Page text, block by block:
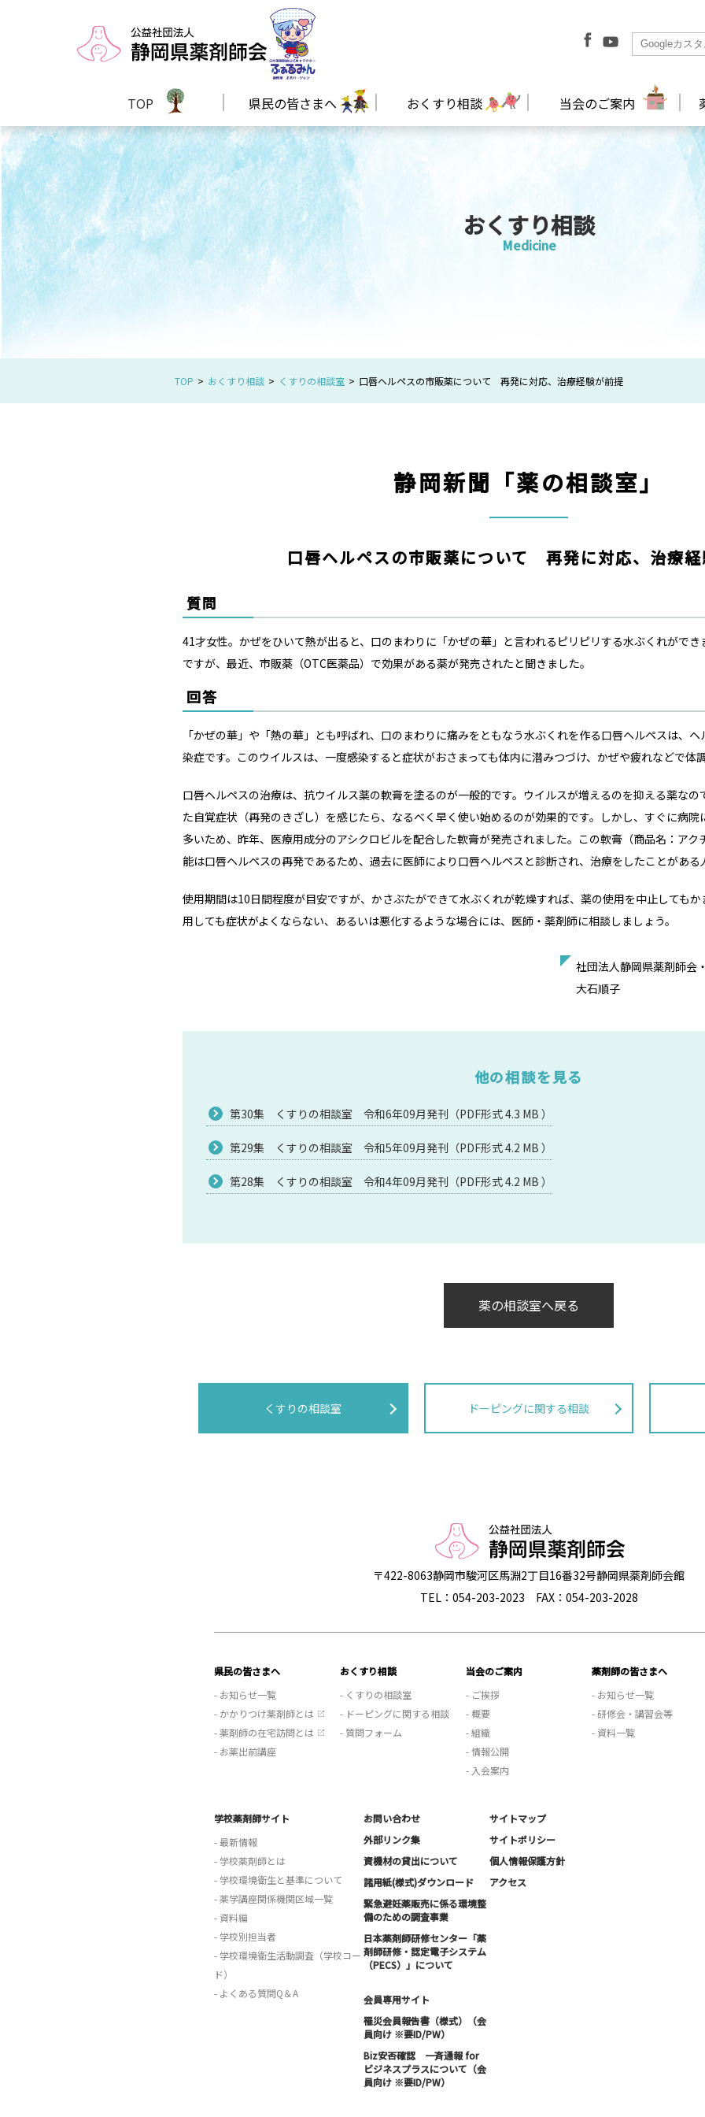
TOP 県民の皆さまへ おくすり相談 当会のご案内
おくすり相談
Medicine
TOP おくすり相談 くすりの相談室 口唇ヘルペスの市販薬について 再発に対応、治療経験が前提
静岡新聞「薬の相談室」
口唇ヘルペスの市販薬について 再発に対応、治療
質問
41才女性。かぜをひいて熱が出ると、口のまわりに「かぜの華」と言われるピリピリする水ぶくれがで
ですが、最近、市販薬（OTC医薬品）で効果がある薬が発売されたと聞きました。
回答
「かぜの華」や「熱の華」とも呼ばれ、口のまわりに痛みをともなう水ぶくれを作る口唇ヘルペスは、
染症です。このウイルスは、一度感染すると症状がおさまっても体内に潜みつづけ、かぜや疲れなどで体
口唇ヘルペスの治療は、抗ウイルス薬の軟膏を塗るのが一般的です。ウイルスが増えるのを抑える薬なの
た自覚症状（再発のきざし）を感じたら、なるべく早く使い始めるのが効果的です。しかし、すぐに病院
多いため、昨年、医療用成分のアシクロビルを配合した軟膏が発売されました。この軟膏（商品名：ア
能は口唇ヘルペスの再発であるため、過去に医師により口唇ヘルペスと診断され、治療をしたことがある
使用期間は10日間程度が目安ですが、かさぶたができて水ぶくれが乾燥すれば、薬の使用を中止しても
用しても症状がよくならない、あるいは悪化するような場合には、医師・薬剤師に相談しましょう。
社団法人静岡県薬剤師会
大石順子
他の相談を見る
第30集 くすりの相談室 令和6年09月発刊（PDF形式 4.3 MB ）
第29集 くすりの相談室 令和5年09月発刊（PDF形式 4.2 MB ）
第28集 くすりの相談室 令和4年09月発刊（PDF形式 4.2 MB ）
薬の相談室へ戻る
くすりの相談室 ドーピングに関する相談
〒422-8063静岡市駿河区馬淵2丁目16番32号静岡県薬剤師会館
TEL：054-203-2023 FAX：054-203-2028
県民の皆さまへ
- お知らせ一覧
- かかりつけ薬剤師とは
- 薬剤師の在宅訪問とは
- お薬出前講座
おくすり相談
- くすりの相談室
- ドーピングに関する相談
- 質問フォーム
当会のご案内
- ご挨拶
- 概要
- 組織
- 情報公開
- 入会案内
薬剤師の皆さまへ
- お知らせ一覧
- 研修会・講習会等
- 資料一覧
学校薬剤師サイト
- 最新情報
- 学校薬剤師とは
- 学校環境衛生と基準について
- 薬学講座関係機関区域一覧
- 資料編
- 学校別担当者
- 学校環境衛生活動調査（学校コー
ド）
- よくある質問Q＆A
お問い合わせ
外部リンク集
資機材の貸出について
諸用紙(様式)ダウンロード
緊急避妊薬販売に係る環境整
備のための調査事業
日本薬剤師研修センター「薬
剤師研修・認定電子システム
（PECS）」について
会員専用サイト
罹災会員報告書（様式）（会
員向け ※要ID/PW）
Biz安否確認 一斉通報 for
ビジネスプラスについて（会
員向け ※要ID/PW）
サイトマップ
サイトポリシー
個人情報保護方針
アクセス